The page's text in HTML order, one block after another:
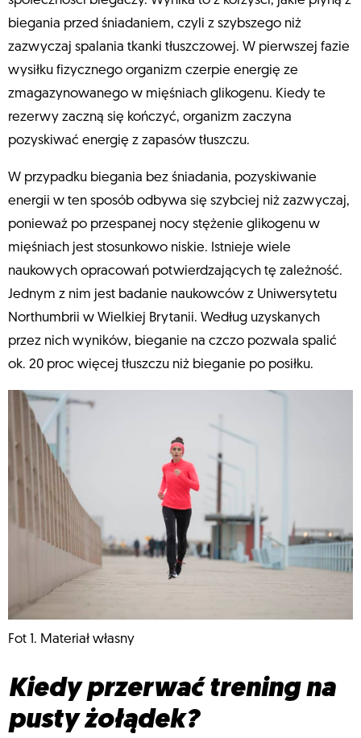
biegania przed śniadaniem, czyli z szybszego niż
zazwyczaj spalania tkanki tłuszczowej. W pierwszej fazie
wysiłku fizycznego organizm czerpie energię ze
zmagazynowanego w mięśniach glikogenu. Kiedy te
rezerwy zaczną się kończyć, organizm zaczyna
pozyskiwać energię z zapasów tłuszczu.
W przypadku biegania bez śniadania, pozyskiwanie
energii w ten sposób odbywa się szybciej niż zazwyczaj,
ponieważ po przespanej nocy stężenie glikogenu w
mięśniach jest stosunkowo niskie. Istnieje wiele
naukowych opracowań potwierdzających tę zależność.
Jednym z nim jest badanie naukowców z Uniwersytetu
Northumbrii w Wielkiej Brytanii. Według uzyskanych
przez nich wyników, bieganie na czczo pozwala spalić
ok. 20 proc więcej tłuszczu niż bieganie po posiłku.
Fot 1. Materiał własny
Kiedy przerwać trening na
pusty żołądek?